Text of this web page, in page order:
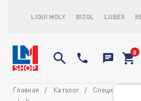
LIQUI MOLY BIZOL LUBEX
Главная Каталог